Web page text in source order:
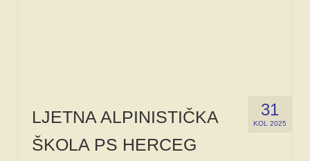
31
KOL 2025
LJETNA ALPINISTIČKA
ŠKOLA PS HERCEG